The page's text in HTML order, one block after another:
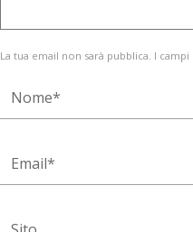
La tua email non sarà pubblica. I